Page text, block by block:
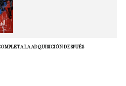
LA ADQUISICIÓN DESPUÉS